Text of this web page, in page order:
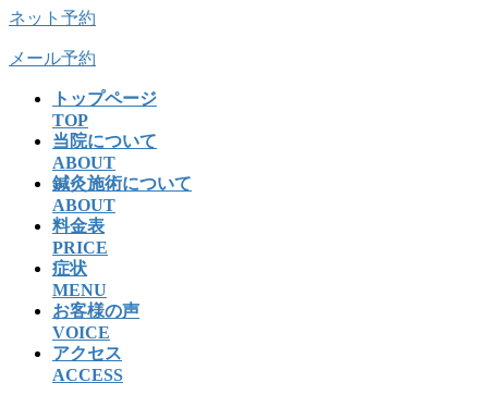
ネット予約
メール予約
トップページ
TOP
当院について
ABOUT
鍼灸施術について
ABOUT
料金表
PRICE
症状
MENU
お客様の声
VOICE
アクセス
ACCESS